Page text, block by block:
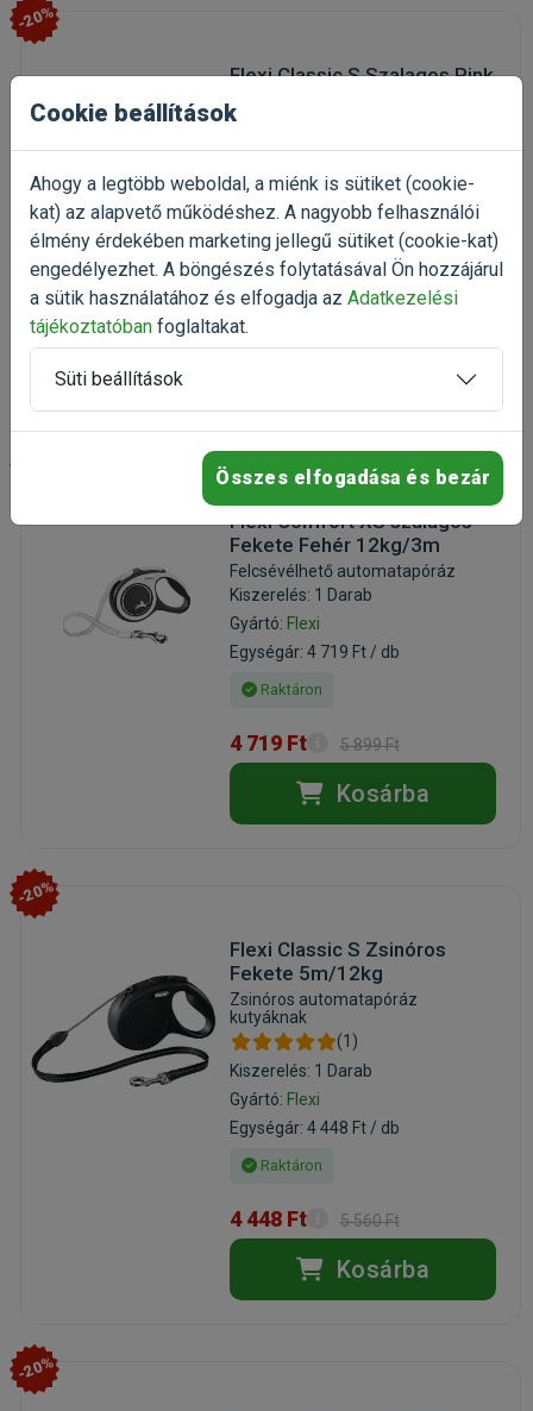
-20%
Flexi Classic S Szalagos Pink
5m/15kg
Szalagos automatapóráz
Gyártó:Flexi
Egységár: 5 754 Ft / db
Rendelhető
5 754 Ft
Flexi Comfort XS szalagos
Fekete Fehér 12kg/3m
Felcsévélhető automatapóráz
Kiszerelés: 1 Darab
Gyártó: Flexi
Egységár: 4 719 Ft / db
Raktáron
4 719 Ft 5 899 Ft
Kosárba
-20%
Flexi Classic S Zsinóros
Fekete 5m/12kg
Zsinóros automatapóráz
kutyáknak
(1)
Kiszerelés: 1 Darab
Gyártó: Flexi
Egységár: 4 448 Ft / db
Raktáron
4 448 Ft 5 560 Ft
Kosárba
-20%
Cookie beállítások
Ahogy a legtöbb weboldal, a miénk is sütiket (cookie-
kat) az alapvető működéshez. A nagyobb felhasználói
élmény érdekében marketing jellegű sütiket (cookie-kat)
engedélyezhet. A böngészés folytatásával Ön hozzájárul
a sütik használatához és elfogadja az Adatkezelési
tájékoztatóban foglaltakat.
Süti beállítások
Összes elfogadása és bezár